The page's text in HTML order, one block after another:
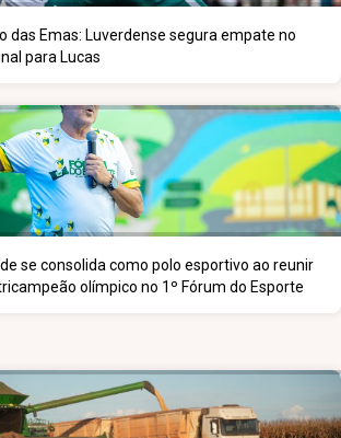
das Emas: Luverdense segura empate no
para Lucas
se consolida como polo esportivo ao reunir
olímpico no 1º Fórum do Esporte